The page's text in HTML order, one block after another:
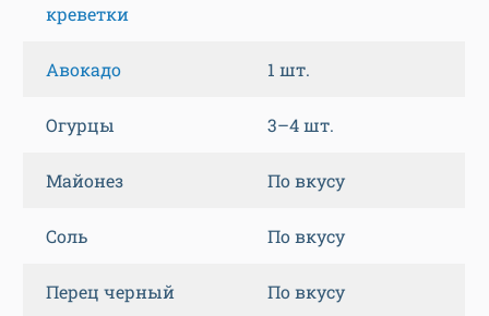
креветки
Авокадо 1 шт.
Огурцы 3–4 шт.
Майонез По вкусу
Соль По вкусу
Перец черный По вкусу